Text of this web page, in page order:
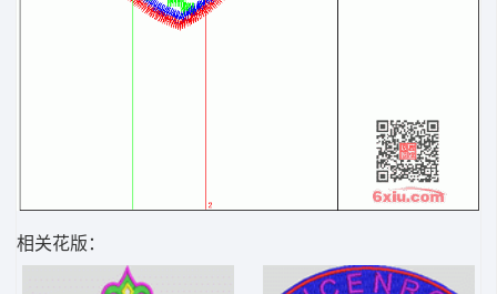
相关花版：